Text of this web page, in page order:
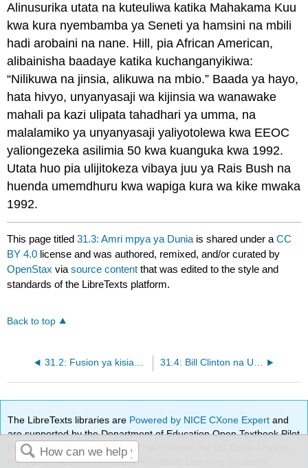
Alinusurika utata na kuteuliwa katika Mahakama Kuu
kwa kura nyembamba ya Seneti ya hamsini na mbili
hadi arobaini na nane. Hill, pia African American,
alibainisha baadaye katika kuchanganyikiwa:
“Nilikuwa na jinsia, alikuwa na mbio.” Baada ya hayo,
hata hivyo, unyanyasaji wa kijinsia wa wanawake
mahali pa kazi ulipata tahadhari ya umma, na
malalamiko ya unyanyasaji yaliyotolewa kwa EEOC
yaliongezeka asilimia 50 kwa kuanguka kwa 1992.
Utata huo pia ulijitokeza vibaya juu ya Rais Bush na
huenda umemdhuru kwa wapiga kura wa kike mwaka
1992.
This page titled31.3: Amri mpya ya Dunia is shared under aCC
BY 4.0 license and was authored, remixed, and/or curated by
OpenStax viasource content that was edited to the style and
standards of the LibreTexts platform.
Back to top
The LibreTexts libraries are Powered by NICE CXone Expertand
are supported by the Department of Education Open Textbook Pilot
Project, the UC Davis Office of the Provost, the UC Davis Library,
the California State University Affordable Learning Solutions